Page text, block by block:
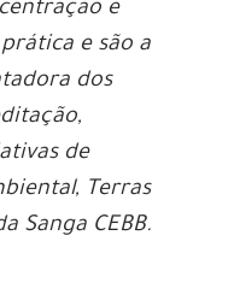
e
e são a
dos
de
Terras
Sanga CEBB.